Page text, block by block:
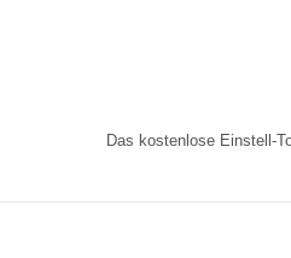
Das kostenlose Einstell-